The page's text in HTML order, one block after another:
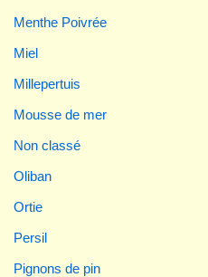
Menthe Poivrée
Miel
Millepertuis
Mousse de mer
Non classé
Oliban
Ortie
Persil
Pignons de pin